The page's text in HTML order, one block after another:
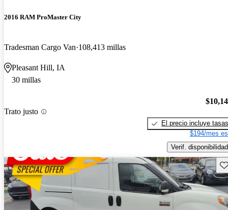
2016 RAM ProMaster City
Tradesman Cargo Van 108,413 millas
Pleasant Hill, IA
30 millas
Trato justo
El precio incluye tasas
$194/mes
Verif. disponibilidad